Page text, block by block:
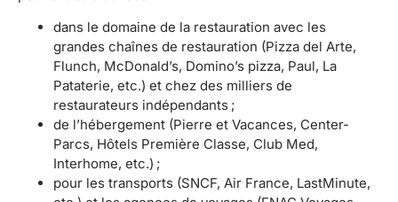
dans le domaine de la restauration avec les
grandes chaînes de restauration (Pizza del Arte,
Flunch, McDonald’s, Domino’s pizza, Paul, La
Pataterie, etc.) et chez des milliers de
restaurateurs indépendants ;
de l’hébergement (Pierre et Vacances, Center-
Parcs, Hôtels Première Classe, Club Med,
Interhome, etc.) ;
pour les transports (SNCF, Air France, LastMinute,